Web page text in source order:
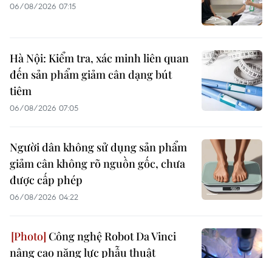
06/08/2026 07:15
Hà Nội: Kiểm tra, xác minh liên quan
đến sản phẩm giảm cân dạng bút
tiêm
06/08/2026 07:05
Người dân không sử dụng sản phẩm
giảm cân không rõ nguồn gốc, chưa
được cấp phép
06/08/2026 04:22
Công nghệ Robot Da Vinci
nâng cao năng lực phẫu thuật